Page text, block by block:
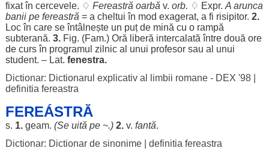
fixatîn cercevele. ♢ Fereastră oarbă v. orb. ♢ Expr. A arunca
baniipe fereastră = a cheltui în mod exagerat, a fi risipitor. 2.
Locîn care seîntâlneșteun puțde mină cu o rampă
subterană. 3.Fig. (Fam.) Oră liberă intercalată între două ore
de cursîn programul zilnical unui profesorsau al unui
student. – Lat. fenestra.
Dictionar: Dictionarul explicativ al limbii romane - DEX '98|
definitia fereastra
FEREÁSTRĂ
s. 1. geam. (Se uită pe ~.) 2.v. fantă.
Dictionar: Dictionar de sinonime| definitia fereastra